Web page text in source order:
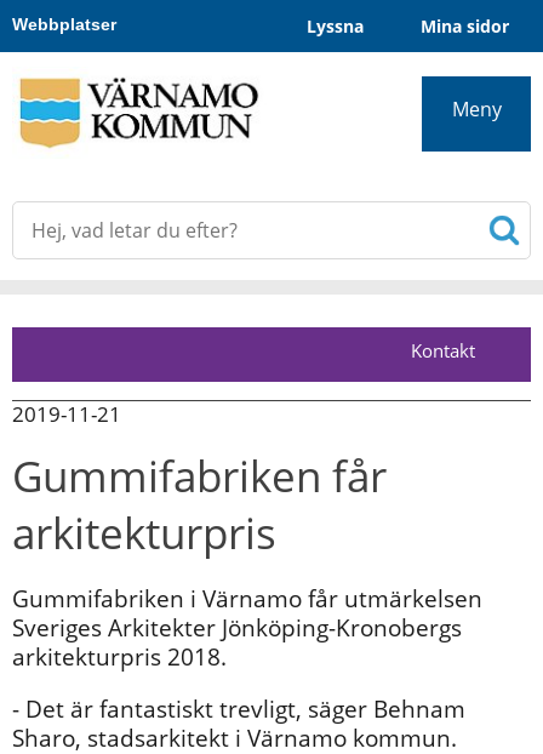
till
huvudinnehållet
Webbplatser Lyssna Mina sidor
Meny
Kontakt
2019-11-21
Gummifabriken får
arkitekturpris
Gummifabriken i Värnamo får utmärkelsen
Sveriges Arkitekter Jönköping-Kronobergs
arkitekturpris 2018.
- Det är fantastiskt trevligt, säger Behnam
Sharo, stadsarkitekt i Värnamo kommun.